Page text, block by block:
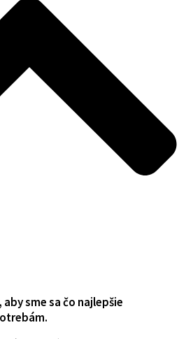
sme sa čo najlepšie